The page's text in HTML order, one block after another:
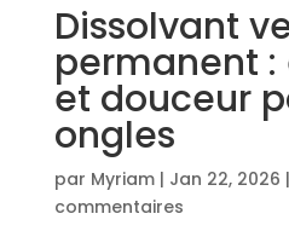
Dissolvant
permanent
et douceur
ongles
par Myriam| Jan 22, 2026 |
commentaires